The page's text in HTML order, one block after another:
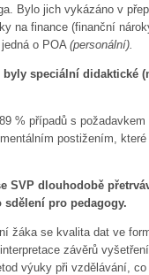
Bylo jich vykázáno v
na finance (finanční
o POA (personální).
byly speciální didaktické
% případů s
postižením,
SVP dlouhodobě
sdělení pro pedagogy.
žáka se kvalita dat ve
závěrů
výuky při vzdělávání,